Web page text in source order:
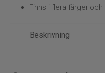
Varumärken
Finns i flera färger och
Beskrivning